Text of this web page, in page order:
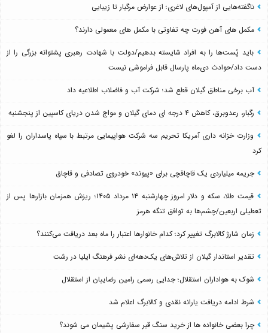
ناگفته‌هایی از آمپول‌های لاغری؛ از عوارض مرگبار تا زیبایی
مکمل های آهن فورت چه تفاوتی با مکمل های معمولی دارند؟
باید پُست‌ها را به افراد شایسته بدهیم/دولت با شهادت رهبری پشتوانه بزرگی را از
دست داد/حوادث دی‌ماه پارسال قابل فراموشی نیست
آب برخی مناطق گیلان قطع شد؛ شرکت آب و فاضلاب اطلاعیه داد
رگبار، رعدوبرق، کاهش ۴ درجه ای دمای گیلان و مواج شدن دریای کاسپین از پنجشنبه
وزارت خزانه داری آمریکا تحریم سه شرکت هواپیمایی مرتبط با سپاه پاسداران را لغو
کرد
جریمه میلیاردی یک قاچاقچی برای «پیوند» خودروی تصادفی و قاچاق
قیمت طلا، سکه و دلار امروز چهارشنبه ۱۴ مرداد ۱۴۰۵؛ ریزش همزمان بازارها پس از
تعطیلی اربعین/چشم‌ها به توافق تنگه هرمز
زمان شارژ کالابرگ تغییر کرد؛ کدام خانوارها اعتبار را ماه بعد دریافت می‌کنند؟
تقدیر استاندار گیلان از تلاش‌های یک‌دهه‌ای نشر فرهنگ ایلیا در رشت
شوک به هواداران استقلال؛ جدایی رسمی رامین رضاییان از استقلال
شرط ادامه دریافت یارانه نقدی و کالابرگ اعلام شد
چرا بعضی خانواده ها از خرید سنگ قبر سفارشی پشیمان می شوند؟